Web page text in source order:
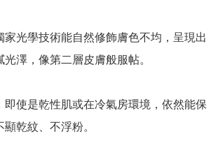
家光學技術能自然修飾膚色不均，呈現出
澤，像第二層皮膚般服帖。
即使是乾性肌或在冷氣房環境，依然能保
乾紋、不浮粉。